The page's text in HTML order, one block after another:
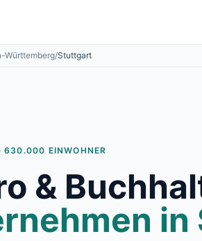
Württemberg/Stuttgart
·630.000 EINWOHNER
&
in